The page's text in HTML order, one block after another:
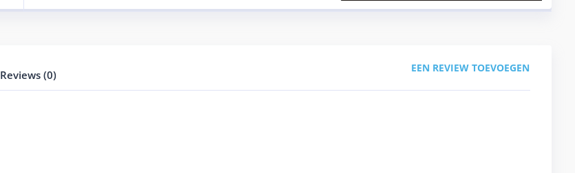
Reviews (0)
EEN REVIEW TOEVOEGEN